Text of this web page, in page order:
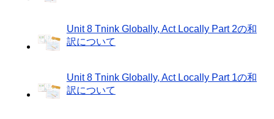
Unit 8 Tnink Globally, Act Locally Part 2の和
訳について
Unit 8 Tnink Globally, Act Locally Part 1の和
訳について